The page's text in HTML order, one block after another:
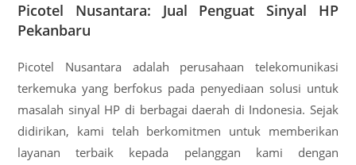
Picotel Nusantara: Jual Penguat Sinyal HP
Pekanbaru
Picotel Nusantara adalah perusahaan telekomunikasi
terkemuka yang berfokus pada penyediaan solusi untuk
masalah sinyal HP di berbagai daerah di Indonesia. Sejak
didirikan, kami telah berkomitmen untuk memberikan
layanan terbaik kepada pelanggan kami dengan